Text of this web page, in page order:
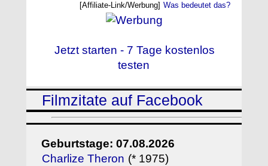
[Affiliate-Link/Werbung] Was bedeutet das?
Jetzt starten - 7 Tage kostenlos
testen
Filmzitate auf Facebook
Geburtstage: 07.08.2026
Charlize Theron (* 1975)